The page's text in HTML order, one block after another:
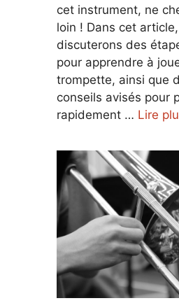
cet instrument, ne
loin ! Dans cet
discuterons des
pour apprendre à
trompette, ainsi que
conseils avisés pour
rapidement … Lire